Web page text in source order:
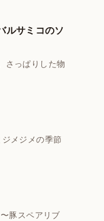
ルサミコのソ
さっぱりした物
メジメの季節
豚スペアリブ